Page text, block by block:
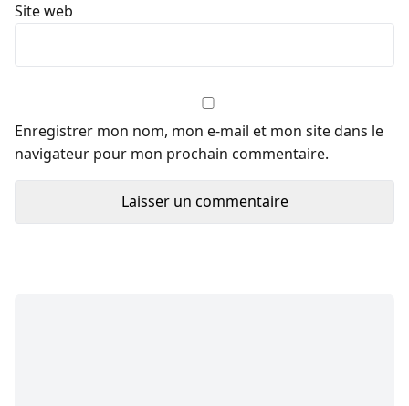
Site web
Enregistrer mon nom, mon e-mail et mon site dans le
navigateur pour mon prochain commentaire.